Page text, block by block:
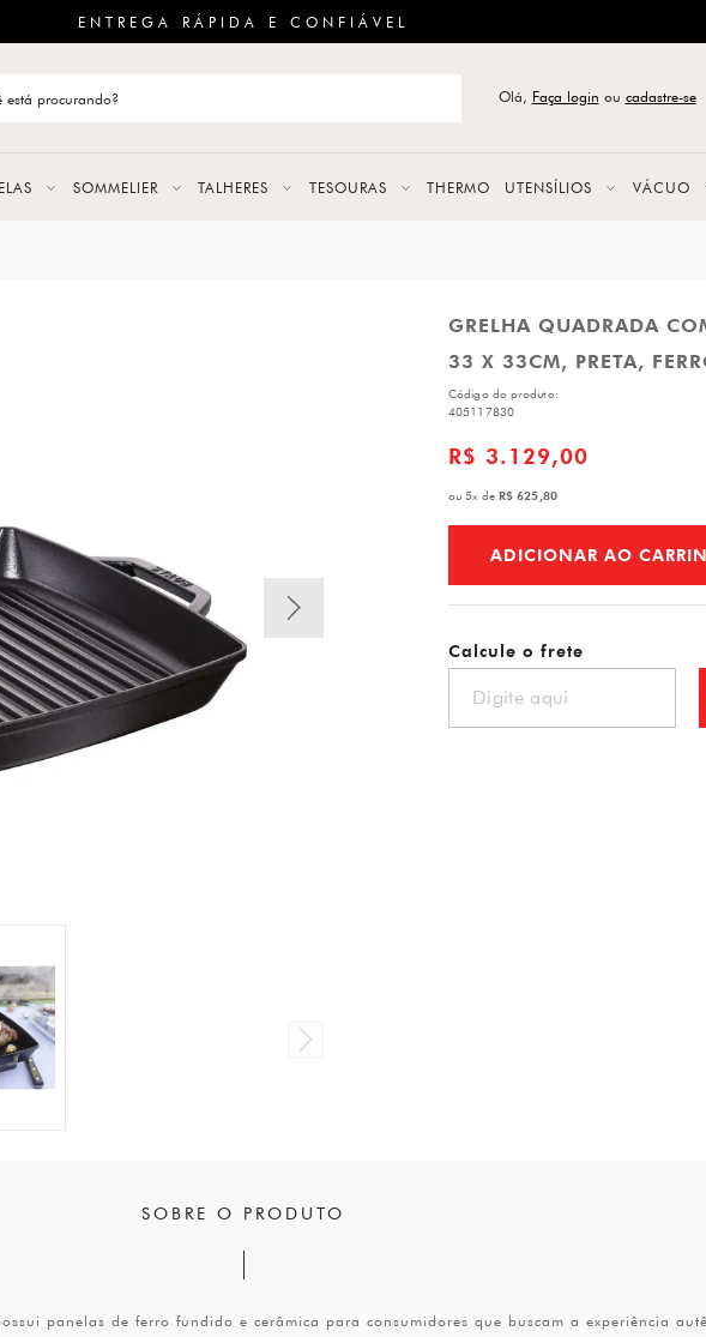
ENTREGA RÁPIDA E CONFIÁVEL
Olá, Faça login ou cadastre-se
SOMMELIER TALHERES TESOURAS THERMO UTENSÍLIOS VÁCUO
GRELHA QUADRADA
33 X 33CM, PRETA,
Código do produto:
405117830
R$ 3.129,00
ou5x de R$ 625,80
ADICIONAR AO
Calcule o frete
SOBRE O PRODUTO
panelas de ferro fundido e cerâmica para consumidores que buscam a experiência